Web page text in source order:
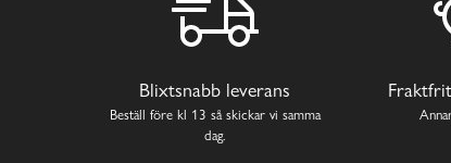
Blixtsnabb leverans
Beställ före kl 13 så skickar vi samma
dag.